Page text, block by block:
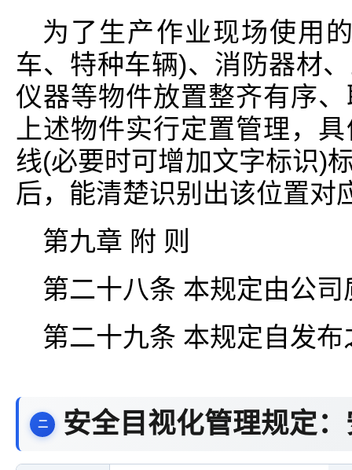
为了生产作业现场使用
车、特种车辆)、消防器材
仪器等物件放置整齐有序
上述物件实行定置管理，
线(必要时可增加文字标识)
后，能清楚识别出该位置对
第九章 附 则
第二十八条 本规定由公
第二十九条 本规定自发
安全目视化管理规定